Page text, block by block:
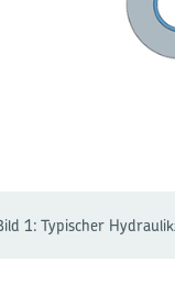
1: Typischer